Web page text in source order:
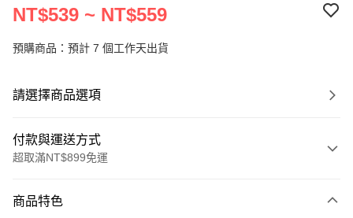
NT$539 ~ NT$559
預購商品：預計 7 個工作天出貨
請選擇商品選項
付款與運送方式
超取滿NT$899免運
信用卡一次付款
商品特色